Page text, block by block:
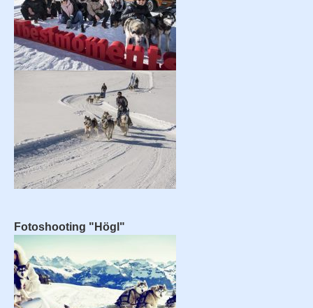
Fotoshooting "Högl"